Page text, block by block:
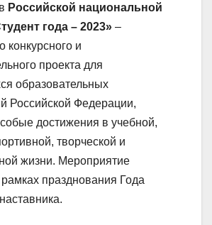
Российской национальной
года – 2023» –
конкурсного и
проекта для
образовательных
Российской Федерации,
достижения в учебной,
творческой и
жизни. Мероприятие
празднования Года